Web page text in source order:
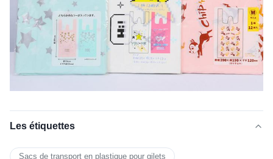
Les étiquettes
Sacs de transport en plastique pour gilets